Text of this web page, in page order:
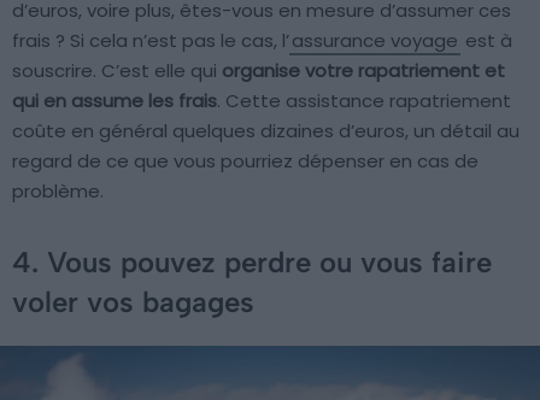
d’euros, voire plus, êtes-vous en mesure d’assumer ces
frais ? Si cela n’est pas le cas, l’assurance voyage est à
souscrire. C’est elle qui organise votre rapatriement et
qui en assume les frais. Cette assistance rapatriement
coûte en général quelques dizaines d’euros, un détail au
regard de ce que vous pourriez dépenser en cas de
problème.
4. Vous pouvez perdre ou vous faire
voler vos bagages